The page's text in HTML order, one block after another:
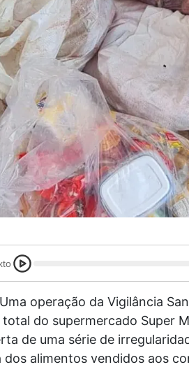
operação da Vigilância
do supermercado Super
de uma série de
dos alimentos vendidos aos